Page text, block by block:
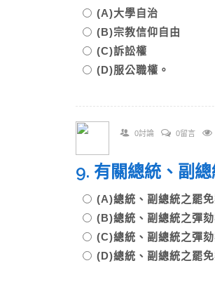
(A)大學自治
(B)宗教信仰自由
(C)訴訟權
(D)服公職權。
0討論 0留言
9. 有關總統、副
(A)總統、副總統之罷
(B)總統、副總統之彈
(C)總統、副總統之彈
(D)總統、副總統之罷